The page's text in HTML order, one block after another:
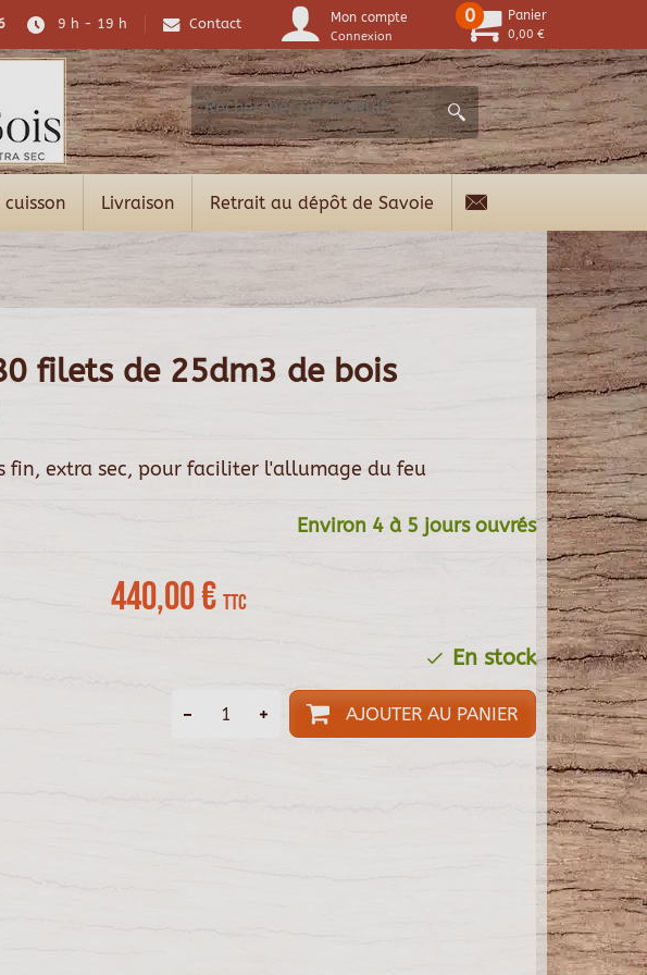
9 h - 19 h Contact Mon compte
Connexion
0 Panier
0,00 €
Livraison Retrait au dépôt de Savoie
filets de 25dm3 de bois
fin, extra sec, pour faciliter l'allumage du feu
Environ 4 à 5 jours ouvrés
440,00 €TTC
En stock
AJOUTER AU PANIER